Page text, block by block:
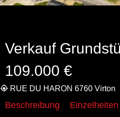
Verkauf
109.000 €
RUE DU HARON 6760 Virton
Beschreibung Einzelheiten